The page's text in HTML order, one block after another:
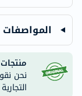
المواصفات
منتجات
نحن